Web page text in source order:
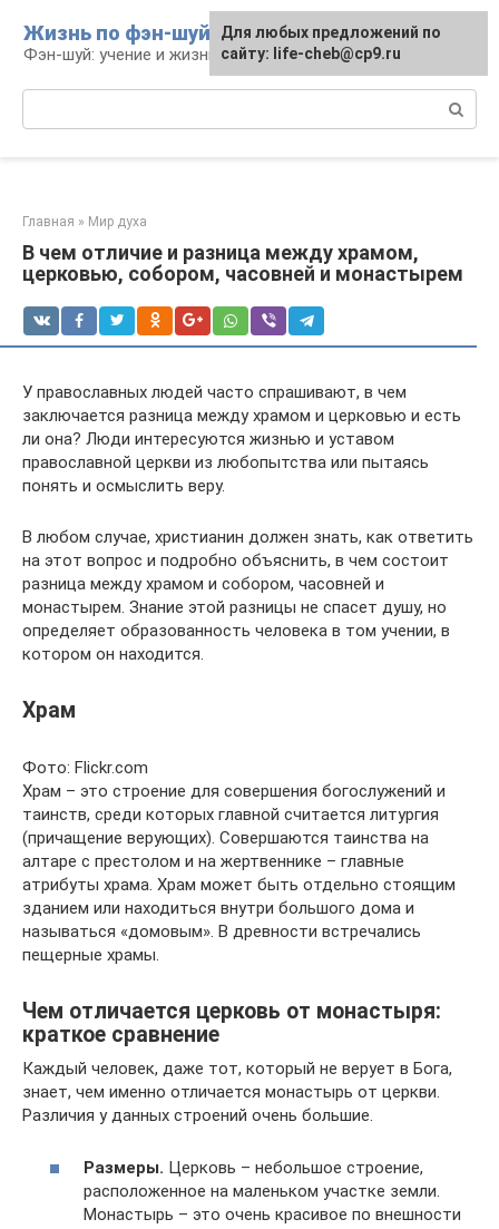
контенту
Жизнь по фэн-шуй
Фэн-шуй: учение и жизнь
Главная » Мир духа
В чем отличие и разница между храмом,
церковью, собором, часовней и монастырем
У православных людей часто спрашивают, в чем
заключается разница между храмом и церковью и есть
ли она? Люди интересуются жизнью и уставом
православной церкви из любопытства или пытаясь
понять и осмыслить веру.
В любом случае, христианин должен знать, как ответить
на этот вопрос и подробно объяснить, в чем состоит
разница между храмом и собором, часовней и
монастырем. Знание этой разницы не спасет душу, но
определяет образованность человека в том учении, в
котором он находится.
Храм
Фото: Flickr.com
Храм – это строение для совершения богослужений и
таинств, среди которых главной считается литургия
(причащение верующих). Совершаются таинства на
алтаре с престолом и на жертвеннике – главные
атрибуты храма. Храм может быть отдельно стоящим
зданием или находиться внутри большого дома и
называться «домовым». В древности встречались
пещерные храмы.
Чем отличается церковь от монастыря:
краткое сравнение
Каждый человек, даже тот, который не верует в Бога,
знает, чем именно отличается монастырь от церкви.
Различия у данных строений очень большие.
Размеры. Церковь – небольшое строение,
расположенное на маленьком участке земли.
Монастырь – это очень красивое по внешности
Для любых предложений по
сайту: life-cheb@cp9.ru
Для любых предложений по
сайту: life-cheb@cp9.ru